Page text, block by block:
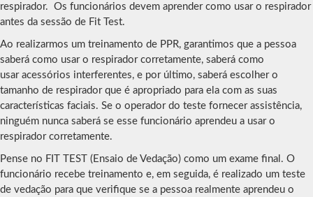
respirador. Os funcionários devem aprender como usar o respirador
antes da sessão de Fit Test.
Ao realizarmos um treinamento de PPR, garantimos que a pessoa
saberá como usar o respirador corretamente, saberá como
usar acessórios interferentes, e por último, saberá escolher o
tamanho de respirador que é apropriado para ela com as suas
características faciais. Se o operador do teste fornecer assistência,
ninguém nunca saberá se esse funcionário aprendeu a usar o
respirador corretamente.
Pense no FIT TEST (Ensaio de Vedação) como um exame final. O
funcionário recebe treinamento e, em seguida, é realizado um teste
de vedação para que verifique se a pessoa realmente aprendeu o